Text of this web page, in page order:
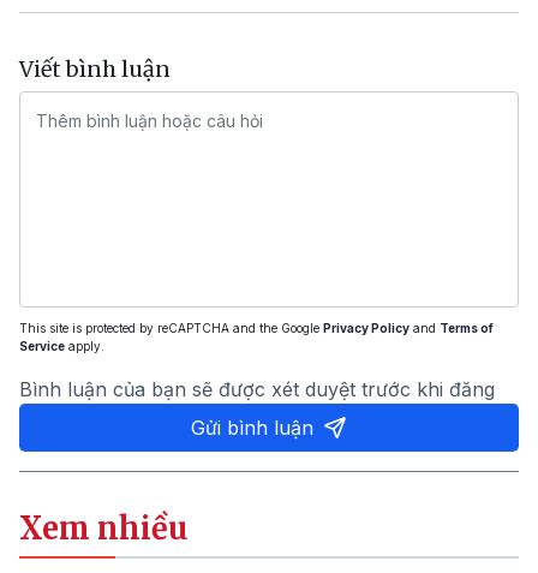
Viết bình luận
This site is protected by reCAPTCHA and the Google Privacy Policy and Terms of
Service apply.
Bình luận của bạn sẽ được xét duyệt trước khi đăng
Gửi bình luận
Xem nhiều